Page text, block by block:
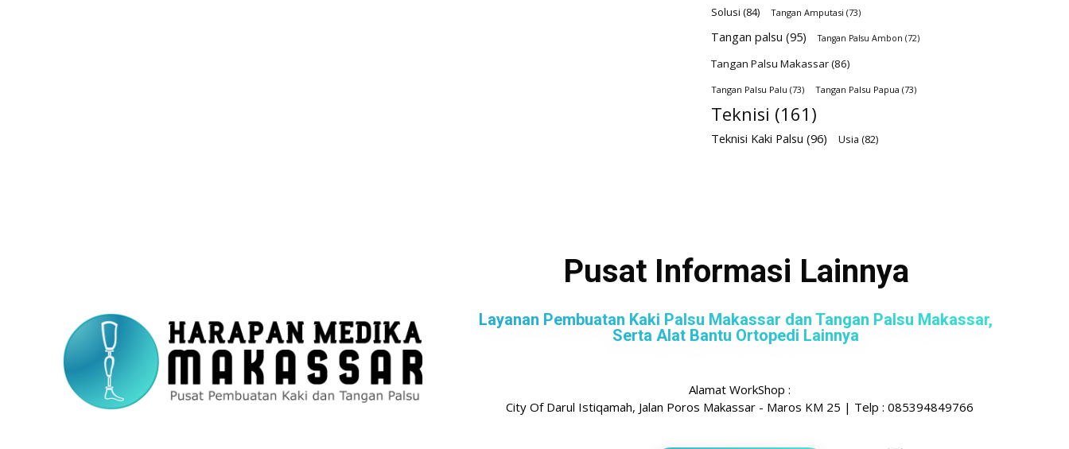
Solusi (84) Tangan Amputasi (73)
Tangan palsu (95) Tangan Palsu Ambon (72)
Tangan Palsu Makassar(86)
Tangan Palsu Palu (73) Tangan Palsu Papua (73)
Teknisi (161)
Teknisi Kaki Palsu (96) Usia (82)
Pusat Informasi Lainnya
Layanan Pembuatan Kaki Palsu Makassar dan Tangan Palsu Makassar,
Serta Alat Bantu Ortopedi Lainnya
Alamat WorkShop :
City Of Darul Istiqamah, Jalan Poros Makassar - Maros KM 25 | Telp : 085394849766